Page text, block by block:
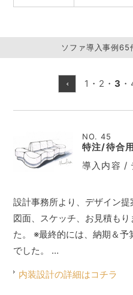
ソファ導入事例
1 ・ 2 ・ 3 ・
NO. 45
特注/待合
導入内容 /
内装設計の詳細はコチラ
設計事務所より、デザイン提
図面、スケッチ、お見積も
た。 ※最終的には、納期＆
でした。 …